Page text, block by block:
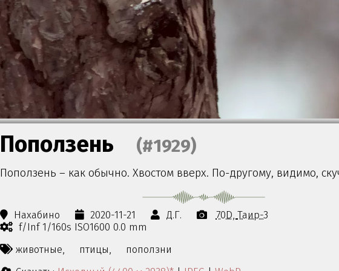
Поползень (#1929)
Поползень – как обычно. Хвостом вверх. По-другому, видимо,
Нахабино 2020-11-21 Д.Г. 70D Таир-3
f/Inf 1/160s ISO1600 0.0 mm
животные,
птицы,
поползни